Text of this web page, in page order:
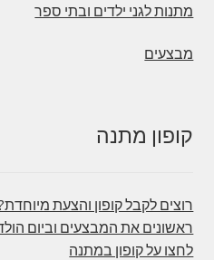
מתנות לגני ילדים ובתי ספר
מבצעים
קופון מתנה
רוצים לקבל קופון והצעת
ראשונים את המבצעים וביום
לחצו על קופון במתנה